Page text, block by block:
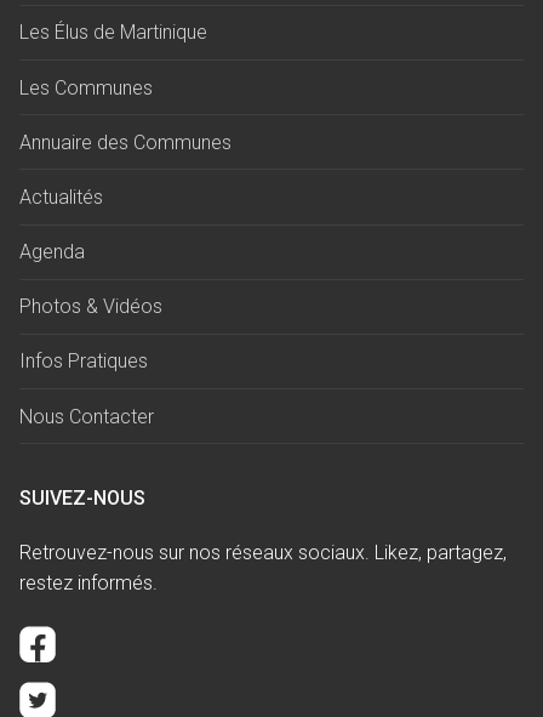
Les Élus de Martinique
Les Communes
Annuaire des Communes
Actualités
Agenda
Photos & Vidéos
Infos Pratiques
Nous Contacter
SUIVEZ-NOUS
Retrouvez-nous sur nos réseaux sociaux. Likez, partagez,
restez informés.